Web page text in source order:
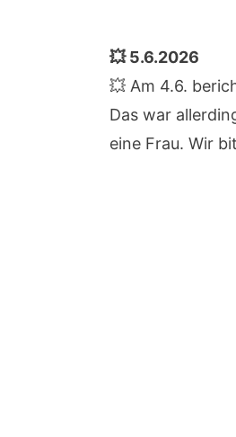
💥 5.6.2026
💥 Am 4.6.
Das war
eine Frau. Wir